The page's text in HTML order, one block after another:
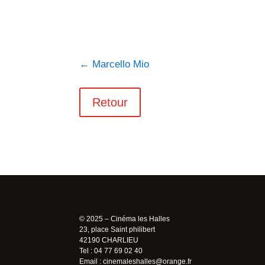
← Marcello Mio
Retour
© 2025 – Cinéma les Halles
23, place Saint philibert
42190 CHARLIEU
Tel : 04 77 69 02 40
Email :cinemaleshalles@orange.fr